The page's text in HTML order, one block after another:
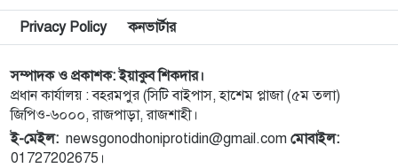
বিষয়ক প্রশিক্ষণ অনুষ্ঠিত
নগরীতে মাদক বিরোধী অভিযানে নারীসহ গ্রেপ্তার ১৩
১০
রুয়েটের নবীন শিক্ষার্থীরা পেলেন মেশিন রিডেবল লাইব্রেরি
কার্ড
১১
Privacy Policy কনভার্টার
সম্পাদক ও প্রকাশক: ইয়াকুব শিকদার।
প্রধান কার্যালয় : বহরমপুর (সিটি বাইপাস, হাশেম প্লাজা (৫ম তলা)
জিপিও-৬০০০, রাজপাড়া, রাজশাহী।
ই-মেইল: newsgonodhoniprotidin@gmail.com মোবাইল:
01727202675।